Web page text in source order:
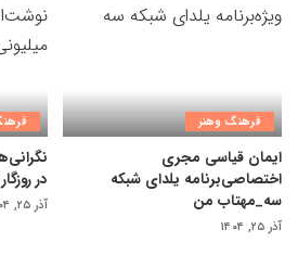
فرهنگ وهنر
ایمان قیاسی مجری
اختصاصی‌برنامه یلدای شبکه
سه_مهتاب من
آذر ۲۵, ۱۴۰۴
در روزگار کاغذ ۳
آذر ۲۵, ۱۴۰۴